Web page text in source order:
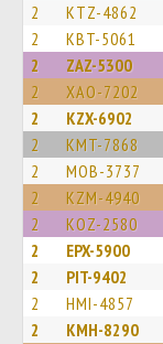
2 KTZ-4862
2 KBT-5061
2 ZAZ-5300
2 XAO-7202
2 KZX-6902
2 KMT-7868
2 MOB-3737
2 KZM-4940
2 KOZ-2580
2 EPX-5900
2 PIT-9402
2 HMI-4857
2 KMH-8290